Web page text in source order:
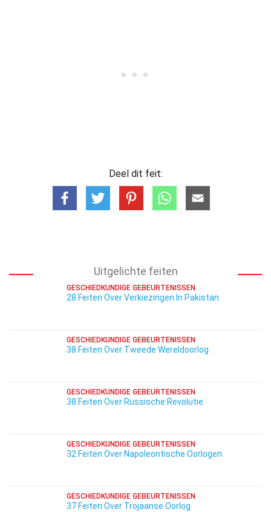
Deel dit feit:
Uitgelichte feiten
GESCHIEDKUNDIGE GEBEURTENISSEN
28 Feiten Over Verkiezingen In Pakistan
GESCHIEDKUNDIGE GEBEURTENISSEN
38 Feiten Over Tweede Wereldoorlog
GESCHIEDKUNDIGE GEBEURTENISSEN
38 Feiten Over Russische Revolutie
GESCHIEDKUNDIGE GEBEURTENISSEN
32 Feiten Over Napoleontische Oorlogen
GESCHIEDKUNDIGE GEBEURTENISSEN
37 Feiten Over Trojaanse Oorlog